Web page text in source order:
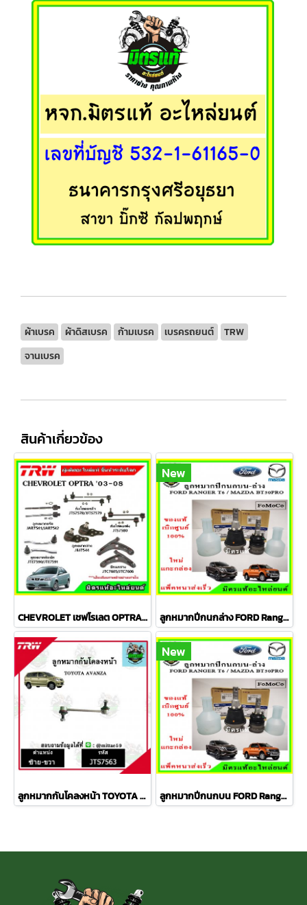
ผ้าเบรค ผ้าดิสเบรค ก้ามเบรค เบรครถยนต์
TRW
จานเบรค
สินค้าเกี่ยวข้อง
CHEVROLET เชฟโรเลต OPTRA ปี 03-08 ชุดช่วงล่าง TRW
New
ลูกหมากปีกนกล่าง FORD Ranger T6 / MAZDA BT50 PRO 2WD , 4WD
ลูกหมากกันโคลงหน้า TOYOTA AVANZA อเวนซ่า ปี 04-11ชุดช่วงล่าง TRW ราคาต่อคู่
New
ลูกหมากปีกนกบน FORD Ranger T6 / MAZDA BT50 PRO 2WD , 4WD